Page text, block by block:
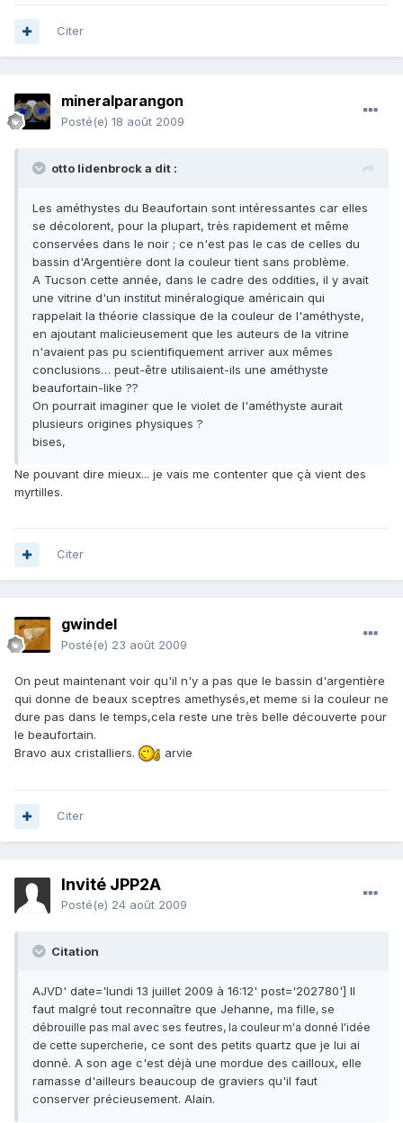
Citer
mineralparangon
Posté(e) 18 août 2009
otto lidenbrock a dit :
Les améthystes du Beaufortain sont intéressantes car elles
se décolorent, pour la plupart, très rapidement et même
conservées dans le noir ; ce n'est pas le cas de celles du
bassin d'Argentière dont la couleur tient sans problème.
A Tucson cette année, dans le cadre des oddities, il y avait
une vitrine d'un institut minéralogique américain qui
rappelait la théorie classique de la couleur de l'améthyste,
en ajoutant malicieusement que les auteurs de la vitrine
n'avaient pas pu scientifiquement arriver aux mêmes
conclusions… peut-être utilisaient-ils une améthyste
beaufortain-like ??
On pourrait imaginer que le violet de l'améthyste aurait
plusieurs origines physiques ?
bises,
Ne pouvant dire mieux... je vais me contenter que çà vient des
myrtilles.
Citer
gwindel
Posté(e) 23 août 2009
On peut maintenant voir qu'il n'y a pas que le bassin d'argentière
qui donne de beaux sceptres amethysés,et meme si la couleur ne
dure pas dans le temps,cela reste une très belle découverte pour
le beaufortain.
Bravo aux cristalliers.
arvie
Citer
Invité JPP2A
Posté(e) 24 août 2009
Citation
AJVD' date='lundi 13 juillet 2009 à 16:12' post='202780'] Il
faut malgré tout reconnaître que Jehanne, ma fille, se
débrouille pas mal avec ses feutres, la couleur m'a donné l'idée
de cette supercherie, ce sont des petits quartz que je lui ai
donné. A son age c'est déjà une mordue des cailloux, elle
ramasse d'ailleurs beaucoup de graviers qu'il faut
conserver précieusement. Alain.